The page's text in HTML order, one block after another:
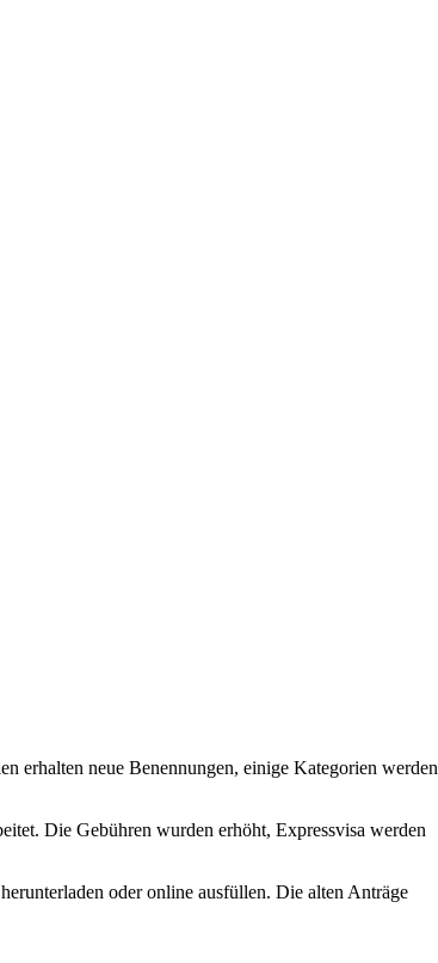
erhalten neue Benennungen, einige Kategorien werden
Die Gebühren wurden erhöht, Expressvisa werden
oder online ausfüllen. Die alten Anträge